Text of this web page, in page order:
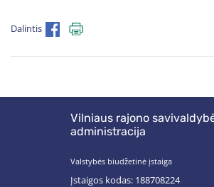
Dalintis
Vilniaus rajono
administracija
Valstybės biudžetinė įstaiga
Įstaigos kodas: 188708224